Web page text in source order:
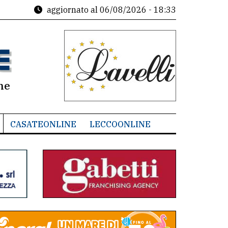
aggiornato al 06/08/2026 - 18:33
CASATEONLINE LECCOONLINE